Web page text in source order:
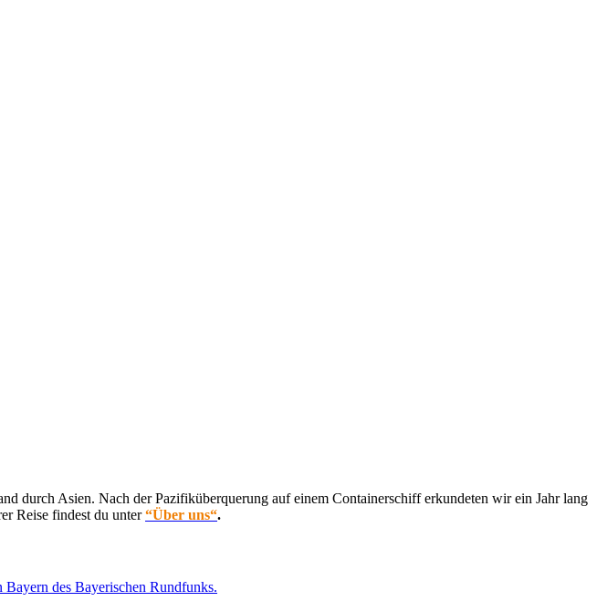
durch Asien. Nach der Pazifiküberquerung auf einem Containerschiff erkundeten wir ein Jahr lang
Reise findest du unter“Über uns“.